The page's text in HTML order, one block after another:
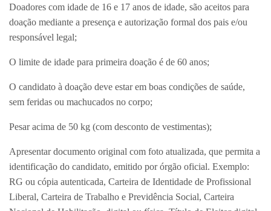
Doadores com idade de 16 e 17 anos de idade, são aceitos para
doação mediante a presença e autorização formal dos pais e/ou
responsável legal;
O limite de idade para primeira doação é de 60 anos;
O candidato à doação deve estar em boas condições de saúde,
sem feridas ou machucados no corpo;
Pesar acima de 50 kg (com desconto de vestimentas);
Apresentar documento original com foto atualizada, que permita a
identificação do candidato, emitido por órgão oficial. Exemplo:
RG ou cópia autenticada, Carteira de Identidade de Profissional
Liberal, Carteira de Trabalho e Previdência Social, Carteira